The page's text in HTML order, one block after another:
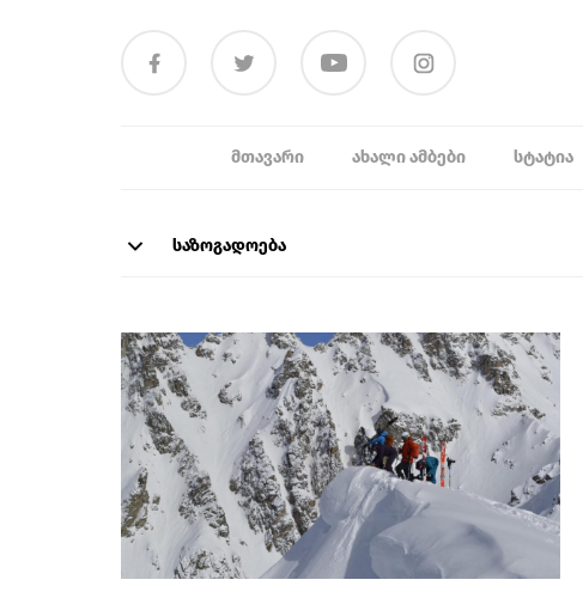
ᲛᲗᲐᲕᲐᲠᲘ ᲐᲮᲐᲚᲘ ᲐᲛᲑᲔᲑᲘ ᲡᲢᲐᲢᲘᲐ
საზოგადოება